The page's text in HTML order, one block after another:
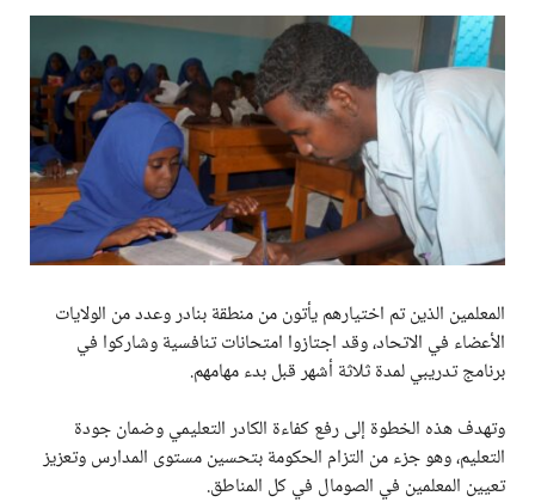
المعلمين الذين تم اختيارهم يأتون من منطقة بنادر وعدد من الولايات
الأعضاء في الاتحاد، وقد اجتازوا امتحانات تنافسية وشاركوا في
برنامج تدريبي لمدة ثلاثة أشهر قبل بدء مهامهم.
وتهدف هذه الخطوة إلى رفع كفاءة الكادر التعليمي وضمان جودة
التعليم، وهو جزء من التزام الحكومة بتحسين مستوى المدارس وتعزيز
تعيين المعلمين في الصومال في كل المناطق.